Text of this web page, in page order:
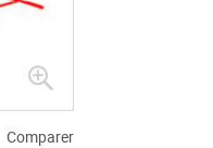
Comparer